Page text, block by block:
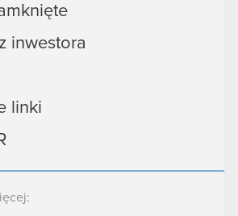
inwestora
linki